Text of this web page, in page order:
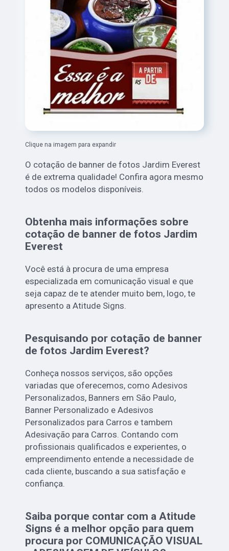
Clique na imagem para expandir
O cotação de banner de fotos Jardim Everest
é de extrema qualidade! Confira agora mesmo
todos os modelos disponíveis.
Obtenha mais informações sobre
cotação de banner de fotos Jardim
Everest
Você está à procura de uma empresa
especializada em comunicação visual e que
seja capaz de te atender muito bem, logo, te
apresento a Atitude Signs.
Pesquisando por cotação de banner
de fotos Jardim Everest?
Conheça nossos serviços, são opções
variadas que oferecemos, como Adesivos
Personalizados, Banners em São Paulo,
Banner Personalizado e Adesivos
Personalizados para Carros e tambem
Adesivação para Carros. Contando com
profissionais qualificados e experientes, o
empreendimento entende a necessidade de
cada cliente, buscando a sua satisfação e
confiança.
Saiba porque contar com a Atitude
Signs é a melhor opção para quem
procura por COMUNICAÇÃO VISUAL